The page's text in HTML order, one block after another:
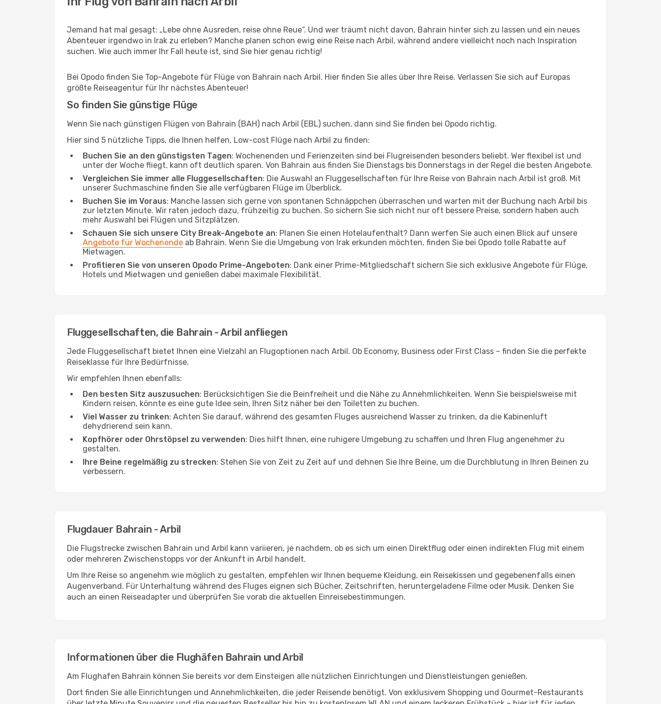
Jemand hat mal gesagt: „Lebe ohne Ausreden, reise ohne Reue“. Und wer träumt nicht davon, Bahrain hinter sich zu lassen und ein neues
Abenteuer irgendwo in Irak zu erleben? Manche planen schon ewig eine Reise nach Arbil, während andere vielleicht noch nach Inspiration
suchen. Wie auch immer Ihr Fall heute ist, sind Sie hier genau richtig!
Bei Opodo finden Sie Top-Angebote für Flüge von Bahrain nach Arbil. Hier finden Sie alles über Ihre Reise. Verlassen Sie sich auf Europas
größte Reiseagentur für Ihr nächstes Abenteuer!
So finden Sie günstige Flüge
Wenn Sie nach günstigen Flügen von Bahrain (BAH) nach Arbil (EBL) suchen, dann sind Sie finden bei Opodo richtig.
Hier sind 5 nützliche Tipps, die Ihnen helfen, Low-cost Flüge nach Arbil zu finden:
Buchen Sie an den günstigsten Tagen: Wochenenden und Ferienzeiten sind bei Flugreisenden besonders beliebt. Wer flexibel ist und
unter der Woche fliegt, kann oft deutlich sparen. Von Bahrain aus finden Sie Dienstags bis Donnerstags in der Regel die besten Angebote.
Vergleichen Sie immer alle Fluggesellschaften: Die Auswahl an Fluggesellschaften für Ihre Reise von Bahrain nach Arbil ist groß. Mit
unserer Suchmaschine finden Sie alle verfügbaren Flüge im Überblick.
Buchen Sie im Voraus: Manche lassen sich gerne von spontanen Schnäppchen überraschen und warten mit der Buchung nach Arbil bis
zur letzten Minute. Wir raten jedoch dazu, frühzeitig zu buchen. So sichern Sie sich nicht nur oft bessere Preise, sondern haben auch
mehr Auswahl bei Flügen und Sitzplätzen.
Schauen Sie sich unsere City Break-Angebote an: Planen Sie einen Hotelaufenthalt? Dann werfen Sie auch einen Blick auf unsere
Angebote für Wochenende ab Bahrain. Wenn Sie die Umgebung von Irak erkunden möchten, finden Sie bei Opodo tolle Rabatte auf
Mietwagen.
Profitieren Sie von unseren Opodo Prime-Angeboten: Dank einer Prime-Mitgliedschaft sichern Sie sich exklusive Angebote für Flüge,
Hotels und Mietwagen und genießen dabei maximale Flexibilität.
Fluggesellschaften, die Bahrain - Arbil anfliegen
Jede Fluggesellschaft bietet Ihnen eine Vielzahl an Flugoptionen nach Arbil. Ob Economy, Business oder First Class – finden Sie die perfekte
Reiseklasse für Ihre Bedürfnisse.
Wir empfehlen Ihnen ebenfalls:
Den besten Sitz auszusuchen: Berücksichtigen Sie die Beinfreiheit und die Nähe zu Annehmlichkeiten. Wenn Sie beispielsweise mit
Kindern reisen, könnte es eine gute Idee sein, Ihren Sitz näher bei den Toiletten zu buchen.
Viel Wasser zu trinken: Achten Sie darauf, während des gesamten Fluges ausreichend Wasser zu trinken, da die Kabinenluft
dehydrierend sein kann.
Kopfhörer oder Ohrstöpsel zu verwenden: Dies hilft Ihnen, eine ruhigere Umgebung zu schaffen und Ihren Flug angenehmer zu
gestalten.
Ihre Beine regelmäßig zu strecken: Stehen Sie von Zeit zu Zeit auf und dehnen Sie Ihre Beine, um die Durchblutung in Ihren Beinen zu
verbessern.
Flugdauer Bahrain - Arbil
Die Flugstrecke zwischen Bahrain und Arbil kann variieren, je nachdem, ob es sich um einen Direktflug oder einen indirekten Flug mit einem
oder mehreren Zwischenstopps vor der Ankunft in Arbil handelt.
Um Ihre Reise so angenehm wie möglich zu gestalten, empfehlen wir Ihnen bequeme Kleidung, ein Reisekissen und gegebenenfalls einen
Augenverband. Für Unterhaltung während des Fluges eignen sich Bücher, Zeitschriften, heruntergeladene Filme oder Musik. Denken Sie
auch an einen Reiseadapter und überprüfen Sie vorab die aktuellen Einreisebestimmungen.
Informationen über die Flughäfen Bahrain und Arbil
Am Flughafen Bahrain können Sie bereits vor dem Einsteigen alle nützlichen Einrichtungen und Dienstleistungen genießen.
Dort finden Sie alle Einrichtungen und Annehmlichkeiten, die jeder Reisende benötigt. Von exklusivem Shopping und Gourmet-Restaurants